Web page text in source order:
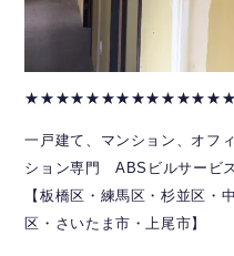
一戸建て、マンション、オフ
ション専門 ABSビルサービス
【板橋区・練馬区・杉並区・
区・さいたま市・上尾市】